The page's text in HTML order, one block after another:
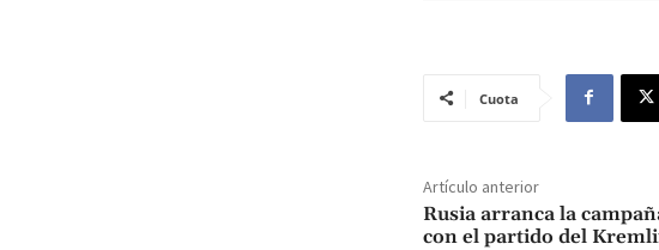
Cuota
Artículo anterior
Rusia arranca la
con el partido del